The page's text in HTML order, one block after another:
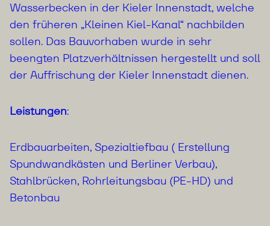
Wasserbecken in der Kieler Innenstadt, welche
den früheren „Kleinen Kiel-Kanal“ nachbilden
sollen. Das Bauvorhaben wurde in sehr
beengten Platzverhältnissen hergestellt und soll
der Auffrischung der Kieler Innenstadt dienen.
Leistungen:
Erdbauarbeiten, Spezialtiefbau ( Erstellung
Spundwandkästen und Berliner Verbau),
Stahlbrücken, Rohrleitungsbau (PE-HD) und
Betonbau